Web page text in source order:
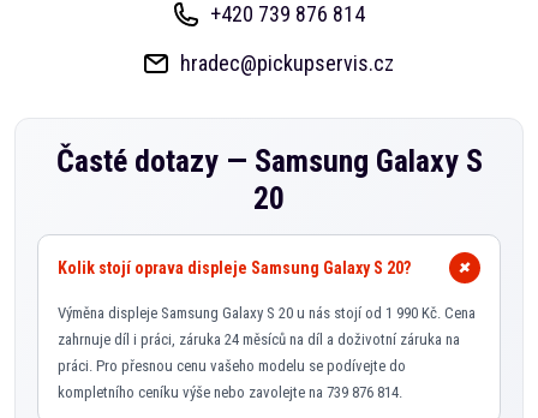
+420 739 876 814
hradec@pickupservis.cz
Časté dotazy — Samsung Galaxy S
20
Kolik stojí oprava displeje Samsung Galaxy S 20?
Výměna displeje Samsung Galaxy S 20 u nás stojí od 1 990 Kč. Cena
zahrnuje díl i práci, záruka 24 měsíců na díl a doživotní záruka na
práci. Pro přesnou cenu vašeho modelu se podívejte do
kompletního ceníku výše nebo zavolejte na 739 876 814.